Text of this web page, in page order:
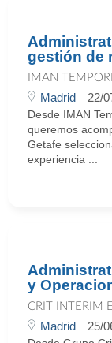
gestión de
IMAN
Madrid 22/
Desde IMAN
queremos
Getafe
experiencia ...
y
CRIT INTERIM
Madrid 25/